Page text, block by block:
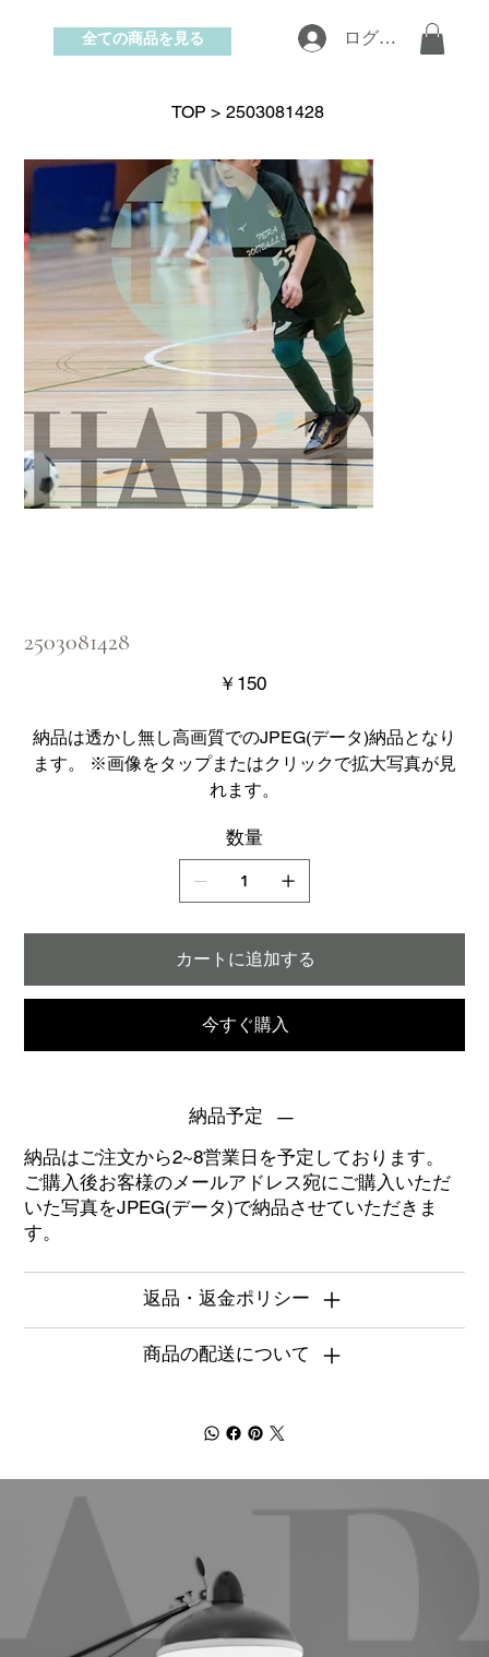
お問い合わせ
ログイン
全ての商品を見る
TOP > 2503081428
2503081428
価
格
￥150
納品は透かし無し高画質でのJPEG(データ)納品となり
ます。 ※画像をタップまたはクリックで拡大写真が見
れます。
数量
カートに追加する
今すぐ購入
納品予定
納品はご注文から2~8営業日を予定しております。
ご購入後お客様のメールアドレス宛にご購入いただ
いた写真をJPEG(データ)で納品させていただきま
す。
返品・返金ポリシー
商品の配送について